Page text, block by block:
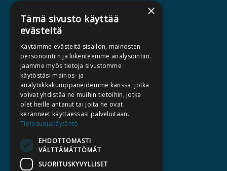
COMMISSIONED BOOKS
PRESS
BILLING ADDRESS
SILTALA.FI
E-BOOKS AND AUDIOBOOKS
GIFT CARD
×
Tämä sivusto käyttää
evästeitä
Käytämme evästeitä sisällön, mainosten
personointiin ja liikenteemme analysointiin.
Jaamme myös tietoja sivustomme
käytöstäsi mainos- ja
analytiikkakumppaneidemme kanssa, jotka
voivat yhdistää ne muihin tietoihin, jotka
olet heille antanut tai joita he ovat
keränneet käyttäessäsi palveluitaan.
Tietosuojakäytäntö
EHDOTTOMASTI
VÄLTTÄMÄTTÖMÄT
SUORITUSKYVYLLISET